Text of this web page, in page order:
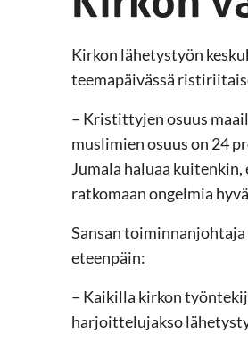
Kirkon lähetystyön
teemapäivässä
– Kristittyjen osuus
muslimien osuus on 24
Jumala haluaa
ratkomaan ongelmia
Sansan toiminnanjohtaja
eteenpäin:
– Kaikilla kirkon
harjoittelujakso